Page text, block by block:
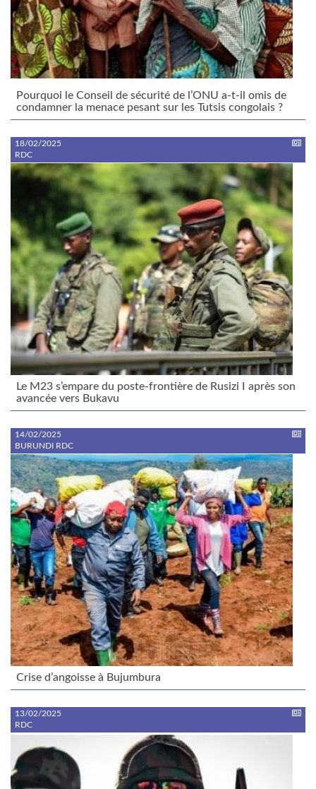
Pourquoi le Conseil de sécurité de l’ONU a-t-il omis de
condamner la menace pesant sur les Tutsis congolais ?
18/02/2025
RDC
Le M23 s’empare du poste-frontière de Rusizi I après son
avancée vers Bukavu
14/02/2025
BURUNDI RDC
Crise d’angoisse à Bujumbura
13/02/2025
RDC